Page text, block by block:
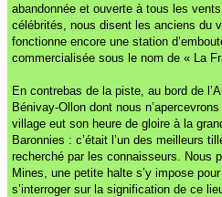
abandonnée et ouverte à tous les
célébrités, nous disent les anciens du
fonctionne encore une station
commercialisée sous le nom de « La
En contrebas de la piste, au bord de
Bénivay-Ollon dont nous
village eut son heure de gloire à la
Baronnies : c’était l’un des meilleurs
recherché par les connaisseurs. Nous
Mines, une petite halte s’y impose
s’interroger sur la signification de ce